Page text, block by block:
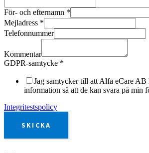
För- och efternamn *
Mejladress *
Telefonnummer
Kommentar
GDPR-samtycke *
Jag samtycker till att Alfa eCare AB
information så att de kan svara på min
Integritestspolicy
SKICKA